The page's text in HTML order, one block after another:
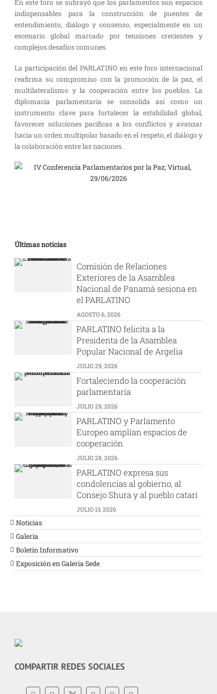
En este foro se subrayó que los parlamentos son espacios
indispensables para la construcción de puentes de
entendimiento, diálogo y consenso, especialmente en un
escenario global marcado por tensiones crecientes y
complejos desafíos comunes.
La participación del PARLATINO en este foro internacional
reafirma su compromiso con la promoción de la paz, el
multilateralismo y la cooperación entre los pueblos. La
diplomacia parlamentaria se consolida así como un
instrumento clave para fortalecer la estabilidad global,
favorecer soluciones pacíficas a los conflictos y avanzar
hacia un orden multipolar basado en el respeto, el diálogo y
la colaboración entre las naciones.
Últimas noticias
Comisión de Relaciones
Exteriores de la Asamblea
Nacional de Panamá sesiona en
el PARLATINO
AGOSTO 6, 2026
PARLATINO felicita a la
Presidenta de la Asamblea
Popular Nacional de Argelia
JULIO 29, 2026
Fortaleciendo la cooperación
parlamentaria
JULIO 29, 2026
PARLATINO y Parlamento
Europeo amplían espacios de
cooperación
JULIO 28, 2026
PARLATINO expresa sus
condolencias al gobierno, al
Consejo Shura y al pueblo catarí
JULIO 13, 2026
Noticias
Galería
Boletín Informativo
Exposición en Galeria Sede
COMPARTIR REDES SOCIALES